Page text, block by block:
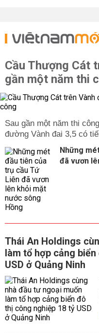
Cầu Thượng Cát
gần một năm thi
Sau gần một năm thi
đường Vành đai 3,5 có
Những
đã vươn
Thái An Holdings
làm tổ hợp cảng
USD ở Quảng Ninh